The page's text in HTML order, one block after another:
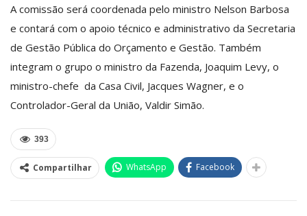
A comissão será coordenada pelo ministro Nelson Barbosa
e contará com o apoio técnico e administrativo da Secretaria
de Gestão Pública do Orçamento e Gestão. Também
integram o grupo o ministro da Fazenda, Joaquim Levy, o
ministro-chefe da Casa Civil, Jacques Wagner, e o
Controlador-Geral da União, Valdir Simão.
393
Compartilhar WhatsApp Facebook